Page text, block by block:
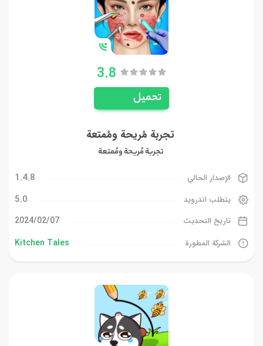
3.8
تحميل
تجربة مُريحة ومُمتعة
تجربة مُريحة ومُمتعة
الإصدار الحالي 1.4.8
يتطلب اندرويد 5.0
تاريخ التحديث 07‏/02‏/2024
الشركة المطورة Kitchen Tales